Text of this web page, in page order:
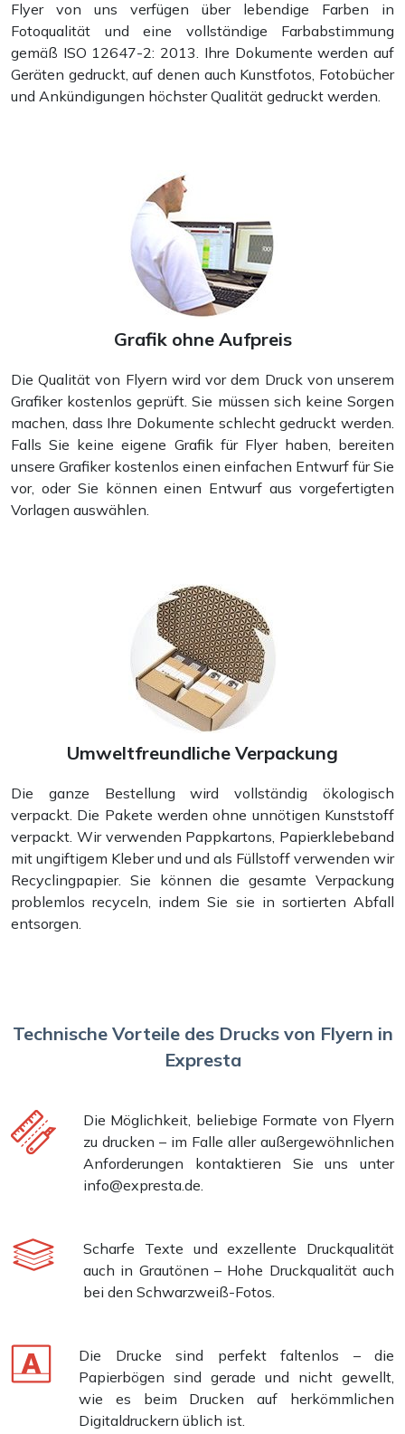
Magazine
Mappen
Postkarten
Flyer von uns verfügen über lebendige Farben in
Fotoqualität und eine vollständige Farbabstimmung
gemäß ISO 12647-2: 2013. Ihre Dokumente werden auf
Geräten gedruckt, auf denen auch Kunstfotos, Fotobücher
und Ankündigungen höchster Qualität gedruckt werden.
Grafik ohne Aufpreis
Die Qualität von Flyern wird vor dem Druck von unserem
Grafiker kostenlos geprüft. Sie müssen sich keine Sorgen
machen, dass Ihre Dokumente schlecht gedruckt werden.
Falls Sie keine eigene Grafik für Flyer haben, bereiten
unsere Grafiker kostenlos einen einfachen Entwurf für Sie
vor, oder Sie können einen Entwurf aus vorgefertigten
Vorlagen auswählen.
Umweltfreundliche Verpackung
Die ganze Bestellung wird vollständig ökologisch
verpackt. Die Pakete werden ohne unnötigen Kunststoff
verpackt. Wir verwenden Pappkartons, Papierklebeband
mit ungiftigem Kleber und und als Füllstoff verwenden wir
Recyclingpapier. Sie können die gesamte Verpackung
problemlos recyceln, indem Sie sie in sortierten Abfall
entsorgen.
Technische Vorteile des Drucks von Flyern in
Expresta
Die Möglichkeit, beliebige Formate von Flyern
zu drucken – im Falle aller außergewöhnlichen
Anforderungen kontaktieren Sie uns unter
info@expresta.de.
Scharfe Texte und exzellente Druckqualität
auch in Grautönen – Hohe Druckqualität auch
bei den Schwarzweiß-Fotos.
Die Drucke sind perfekt faltenlos – die
Papierbögen sind gerade und nicht gewellt,
wie es beim Drucken auf herkömmlichen
Digitaldruckern üblich ist.